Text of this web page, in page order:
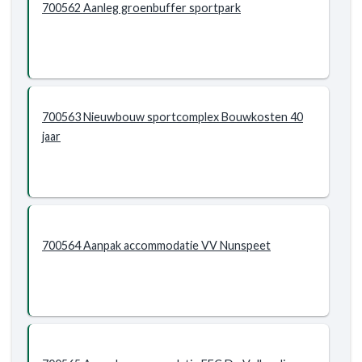
700562 Aanleg groenbuffer sportpark
700563 Nieuwbouw sportcomplex Bouwkosten 40
jaar
700564 Aanpak accommodatie VV Nunspeet